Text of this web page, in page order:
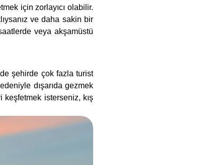
için zorlayıcı olabilir.
ve daha sakin bir
veya akşamüstü
şehirde çok fazla turist
dışarıda gezmek
keşfetmek isterseniz, kış